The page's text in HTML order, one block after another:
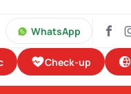
WhatsApp
Check-up